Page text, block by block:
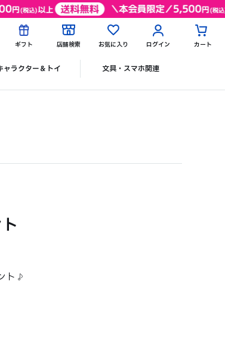
ギフト 店舗検索 お気に入り ログイン カート
ャラクター＆トイ 文具・スマホ関連
ト♪